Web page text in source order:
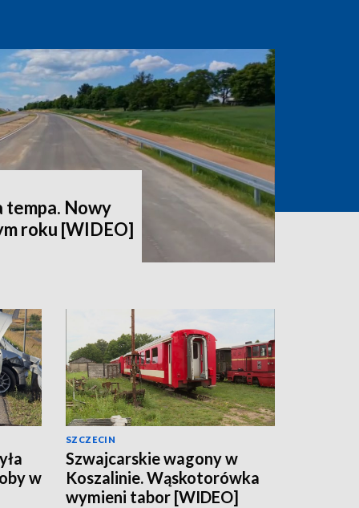
tempa. Nowy
roku [WIDEO]
w
SZCZECIN
Szwajcarskie wagony w
Koszalinie. Wąskotorówka
wymieni tabor [WIDEO]